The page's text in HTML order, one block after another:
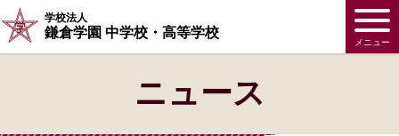
学校法人
鎌倉学園 中学校・高等学校
メニュー
ニュース